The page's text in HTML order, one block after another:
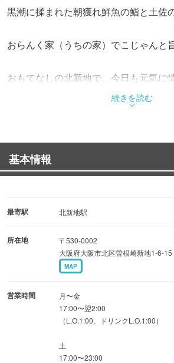
黒潮に揉まれた朝獲れ鮮魚の鮨と土佐
おらんく家（うちの家）でこじゃんと
おもてなしの北新地で、今日も元気に
◆経験がものを言う！
（税込）〜
「おまかせ5貫盛り」は2,800円（税込）
◆土佐山海の珍味はこじゃんと旨い
続きを読む
基本情報
最寄駅 北新地駅
所在地
〒530-0002
大阪府大阪市北区曽根崎新地1-6-
MAP
営業時間
月〜金
17:00〜翌2:00
（L.O.1:00、ドリンクL.O.1:00）
土
17:00〜23:00